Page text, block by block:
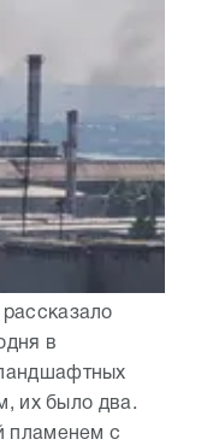
в
их было два.
пламенем с